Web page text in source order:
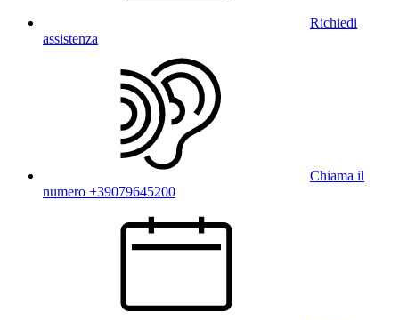
Richiedi
assistenza
Chiama il
numero +39079645200